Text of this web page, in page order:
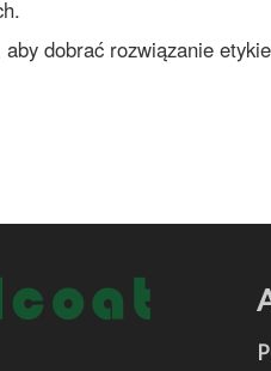
aby dobrać rozwiązanie